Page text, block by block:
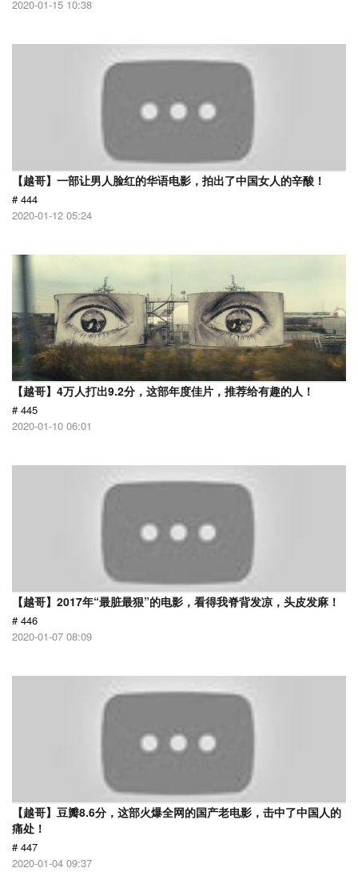
2020-01-15 10:38
【越哥】一部让男人脸红的华语电影，拍出了中国女人的辛酸！
# 444
2020-01-12 05:24
【越哥】4万人打出9.2分，这部年度佳片，推荐给有趣的人！
# 445
2020-01-10 06:01
【越哥】2017年“最脏最狠”的电影，看得我脊背发凉，头皮发麻！
# 446
2020-01-07 08:09
【越哥】豆瓣8.6分，这部火爆全网的国产老电影，击中了中国人的
痛处！
# 447
2020-01-04 09:37